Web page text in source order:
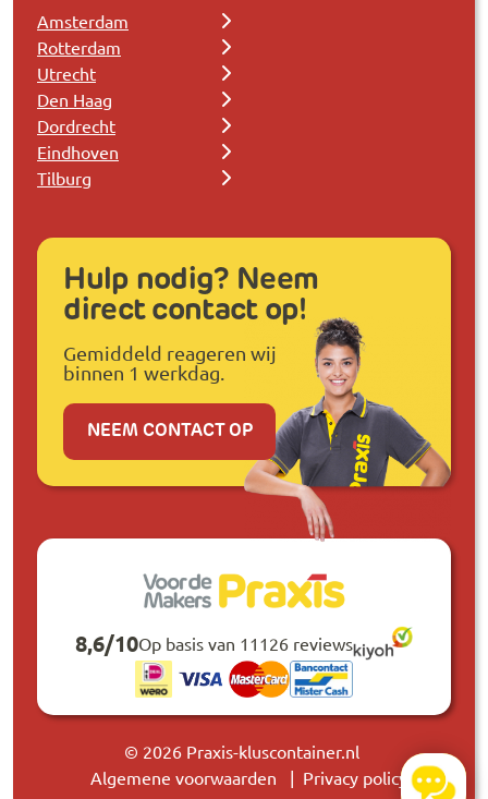
Amsterdam
Rotterdam
Utrecht
Den Haag
Dordrecht
Eindhoven
Tilburg
Hulp nodig? Neem
direct contact op!
Gemiddeld reageren wij
binnen 1 werkdag.
NEEM CONTACT OP
8,6/10Op basis van 11126 reviews
© 2026 Praxis-kluscontainer.nl
Algemene voorwaarden
Privacy policy